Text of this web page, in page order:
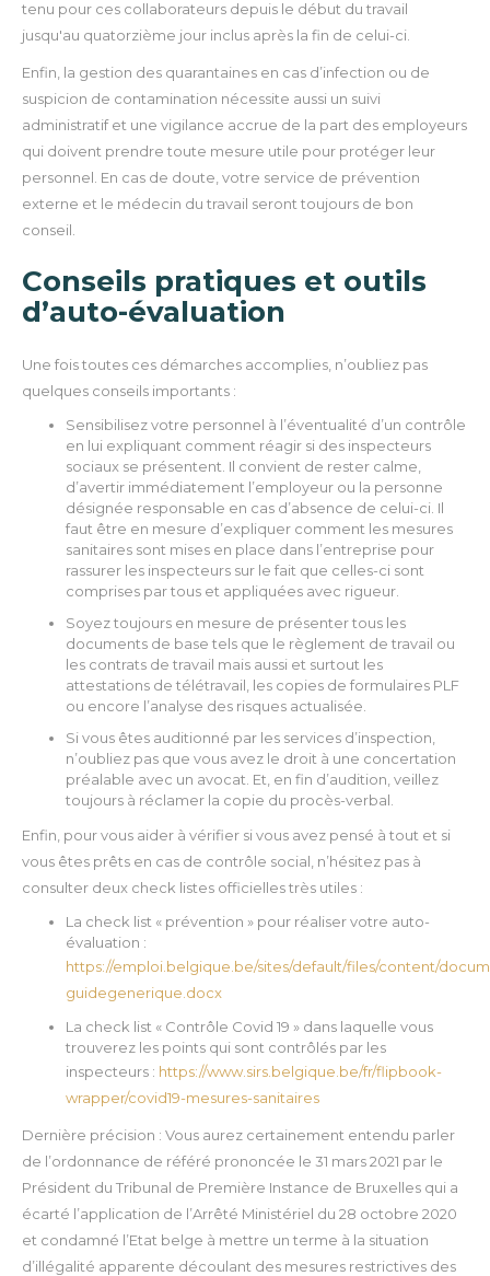
tenu pour ces collaborateurs depuis le début du travail
jusqu'au quatorzième jour inclus après la fin de celui-ci.
Enfin, la gestion des quarantaines en cas d’infection ou de
suspicion de contamination nécessite aussi un suivi
administratif et une vigilance accrue de la part des employeurs
qui doivent prendre toute mesure utile pour protéger leur
personnel. En cas de doute, votre service de prévention
externe et le médecin du travail seront toujours de bon
conseil.
Conseils pratiques et outils
d’auto-évaluation
Une fois toutes ces démarches accomplies, n’oubliez pas
quelques conseils importants :
Sensibilisez votre personnel à l’éventualité d’un contrôle
en lui expliquant comment réagir si des inspecteurs
sociaux se présentent. Il convient de rester calme,
d’avertir immédiatement l’employeur ou la personne
désignée responsable en cas d’absence de celui-ci. Il
faut être en mesure d’expliquer comment les mesures
sanitaires sont mises en place dans l’entreprise pour
rassurer les inspecteurs sur le fait que celles-ci sont
comprises par tous et appliquées avec rigueur.
Soyez toujours en mesure de présenter tous les
documents de base tels que le règlement de travail ou
les contrats de travail mais aussi et surtout les
attestations de télétravail, les copies de formulaires PLF
ou encore l’analyse des risques actualisée.
Si vous êtes auditionné par les services d’inspection,
n’oubliez pas que vous avez le droit à une concertation
préalable avec un avocat. Et, en fin d’audition, veillez
toujours à réclamer la copie du procès-verbal.
Enfin, pour vous aider à vérifier si vous avez pensé à tout et si
vous êtes prêts en cas de contrôle social, n’hésitez pas à
consulter deux check listes officielles très utiles :
La check list « prévention » pour réaliser votre auto-
évaluation :
https://emploi.belgique.be/sites/default/files/content/
guidegenerique.docx
La check list « Contrôle Covid 19 » dans laquelle vous
trouverez les points qui sont contrôlés par les
inspecteurs : https://www.sirs.belgique.be/fr/flipbook-
wrapper/covid19-mesures-sanitaires
Dernière précision : Vous aurez certainement entendu parler
de l’ordonnance de référé prononcée le 31 mars 2021 par le
Président du Tribunal de Première Instance de Bruxelles qui a
écarté l’application de l’Arrêté Ministériel du 28 octobre 2020
et condamné l’Etat belge à mettre un terme à la situation
d’illégalité apparente découlant des mesures restrictives des